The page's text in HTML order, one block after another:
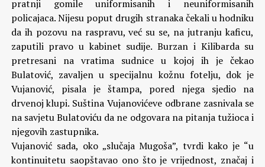
pratnji gomile uniformisanih i neuniformisanih
policajaca. Nijesu poput drugih stranaka čekali u hodniku
da ih pozovu na raspravu, već su se, na jutranju kaficu,
zaputili pravo u kabinet sudije. Burzan i Kilibarda su
pretresani na vratima sudnice u kojoj ih je čekao
Bulatović, zavaljen u specijalnu kožnu fotelju, dok je
Vujanović, pisala je štampa, pored njega sjedio na
drvenoj klupi. Suština Vujanovićeve odbrane zasnivala se
na savjetu Bulatoviću da ne odgovara na pitanja tužioca i
njegovih zastupnika.
Vujanović sada, oko „slučaja Mugoša”, tvrdi kako je “u
kontinuitetu saopštavao ono što je vrijednost, značaj i